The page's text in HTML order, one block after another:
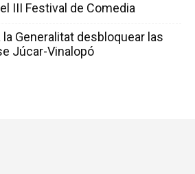
III Festival de Comedia
Generalitat desbloquear las
Júcar-Vinalopó